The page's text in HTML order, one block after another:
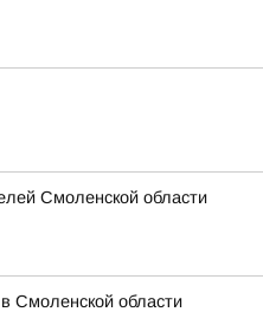
Смоленской области
Смоленской области